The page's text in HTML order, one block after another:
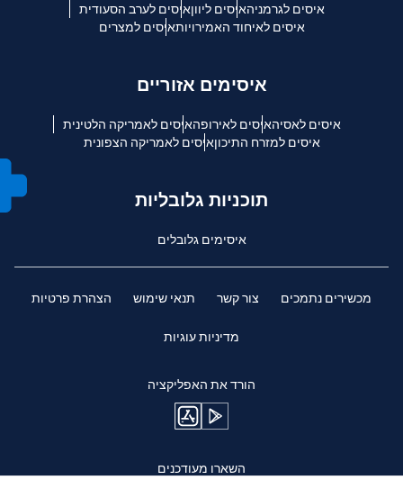
איסים לגרמניהאיסים ליווןאיסים לערב הסעודית
איסים לאיחוד האמירויותאיסים למצרים
איסימים אזוריים
איסים לאסיהאיסים לאירופהאיסים לאמריקה הלטינית
איסים למזרח התיכוןאיסים לאמריקה הצפונית
תוכניות גלובליות
איסימים גלובלים
מכשירים נתמכים צור קשר תנאי שימוש הצהרת פרטיות
מדיניות עוגיות
הורד את האפליקציה
השארו מעודכנים